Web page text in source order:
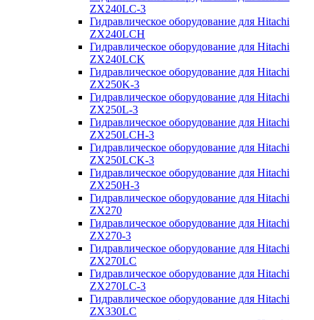
ZX240LC-3
Гидравлическое оборудование для Hitachi
ZX240LCH
Гидравлическое оборудование для Hitachi
ZX240LCK
Гидравлическое оборудование для Hitachi
ZX250K-3
Гидравлическое оборудование для Hitachi
ZX250L-3
Гидравлическое оборудование для Hitachi
ZX250LCH-3
Гидравлическое оборудование для Hitachi
ZX250LCK-3
Гидравлическое оборудование для Hitachi
ZX250Н-3
Гидравлическое оборудование для Hitachi
ZX270
Гидравлическое оборудование для Hitachi
ZX270-3
Гидравлическое оборудование для Hitachi
ZX270LC
Гидравлическое оборудование для Hitachi
ZX270LC-3
Гидравлическое оборудование для Hitachi
ZX330LC